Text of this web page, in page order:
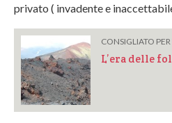
privato ( invadente e
CONSIGLIATO PER
L’era delle